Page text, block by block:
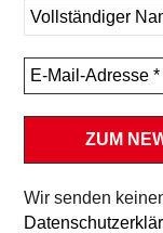
Wir senden